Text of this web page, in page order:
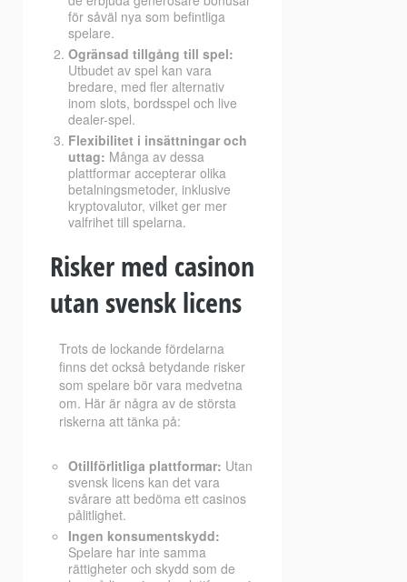
för såväl nya som befintliga
spelare.
Ogränsad tillgång till spel:
Utbudet av spel kan vara
bredare, med fler alternativ
inom slots, bordsspel och live
dealer-spel.
Flexibilitet i insättningar och
uttag: Många av dessa
plattformar accepterar olika
betalningsmetoder, inklusive
kryptovalutor, vilket ger mer
valfrihet till spelarna.
Risker med casinon
utan svensk licens
Trots de lockande fördelarna
finns det också betydande risker
som spelare bör vara medvetna
om. Här är några av de största
riskerna att tänka på:
Otillförlitliga plattformar: Utan
svensk licens kan det vara
svårare att bedöma ett casinos
pålitlighet.
Ingen konsumentskydd:
Spelare har inte samma
rättigheter och skydd som de